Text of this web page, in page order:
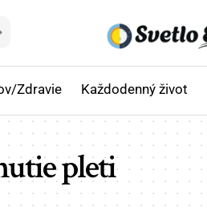
Zdravie Každodenný život
pleti